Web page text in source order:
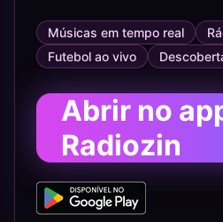
Músicas em tempo real
Futebol ao vivo
Abrir no
Radiozin